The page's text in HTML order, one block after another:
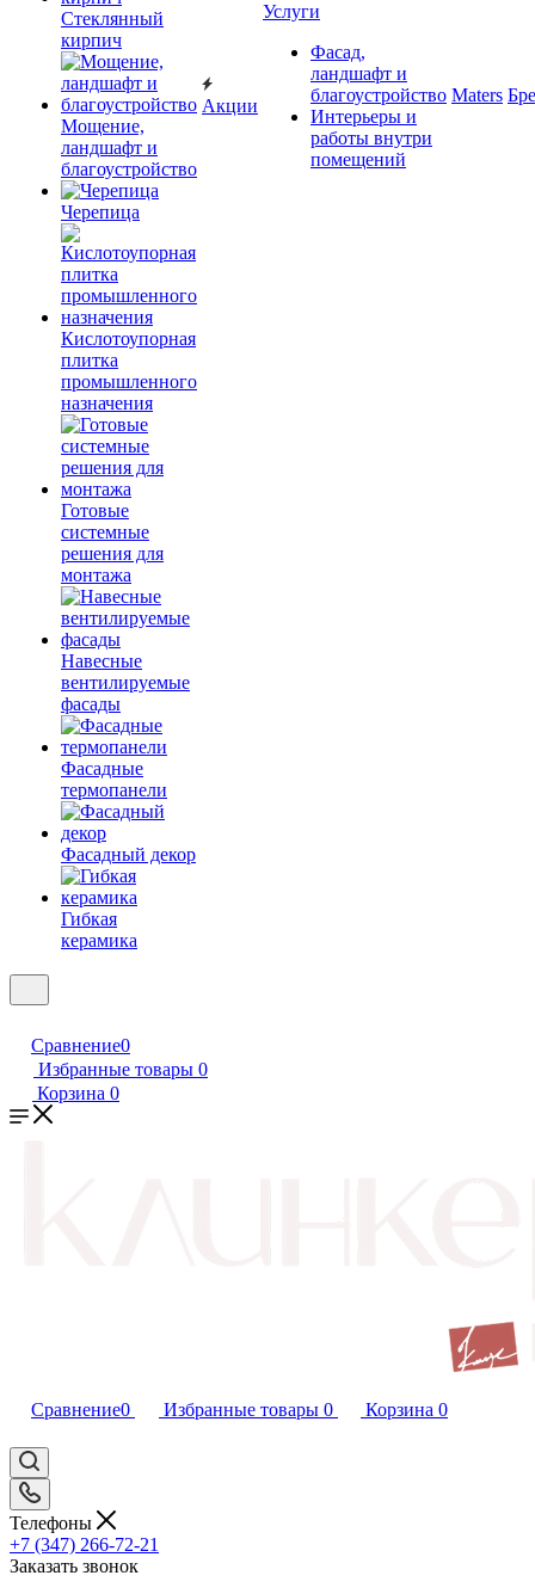
Cтеклянный
кирпич
Мощение,
ландшафт и
благоустройство
Черепица
Кислотоупорная
плитка
промышленного
назначения
Готовые
системные
решения для
монтажа
Навесные
вентилируемые
фасады
Фасадные
термопанели
Фасадный декор
Гибкая
керамика
Акции
Услуги
Фасад,
ландшафт и
благоустройство
Интерьеры и
работы внутри
помещений
Maters
Сравнение0
Избранные товары 0
Корзина 0
Сравнение0 Избранные товары 0 Корзина 0
Телефоны
+7 (347) 266-72-21
Заказать звонок